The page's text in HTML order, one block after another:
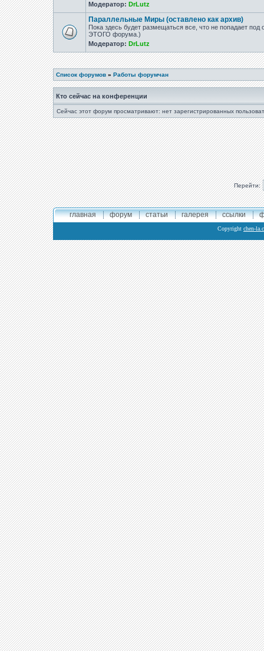
Модератор: DrLutz
Параллельные Миры (оставлено как архив)
Пока здесь будет размещаться все, что не попадает
ЭТОГО форума.)
Модератор: DrLutz
Список форумов » Работы форумчан
Кто сейчас на конференции
Сейчас этот форум просматривают: нет зарегистрированных
Перейти:
главная форум статьи галерея ссылки
Copyright chen-